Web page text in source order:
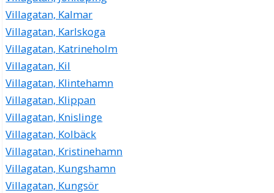
Villagatan, Kalmar
Villagatan, Karlskoga
Villagatan, Katrineholm
Villagatan, Kil
Villagatan, Klintehamn
Villagatan, Klippan
Villagatan, Knislinge
Villagatan, Kolbäck
Villagatan, Kristinehamn
Villagatan, Kungshamn
Villagatan, Kungsör